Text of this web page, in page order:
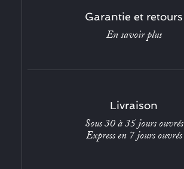
Garantie et retours
En savoir plus
Livraison
Sous 30 à 35 jours ouvrés
Express en 7 jours ouvrés